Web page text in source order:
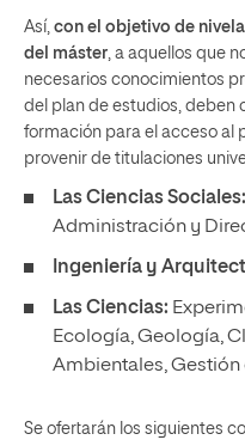
Así, con el objetivo de
del máster, a aquellos que
necesarios conocimientos
del plan de estudios, deben
formación para el acceso al
provenir de titulaciones
Las Ciencias Sociales:
Administración y
Ingeniería y
Las Ciencias:
Ecología, Geología,
Ambientales, Gestión
Se ofertarán los siguientes